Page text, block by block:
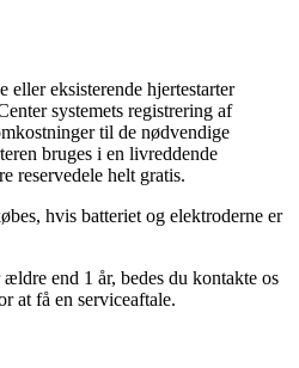
eksisterende hjertestarter
systemets registrering af
til de nødvendige
bruges i en livreddende
reservedele helt gratis.
hvis batteriet og elektroderne er
end 1 år, bedes du kontakte os
at få en serviceaftale.